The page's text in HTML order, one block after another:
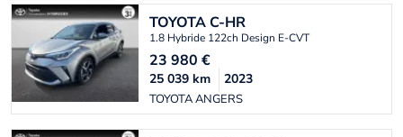
TOYOTAC-HR
1.8 Hybride 122ch Design E-CVT
23 980 €
TOYOTA ANGERS
25 039 km 2023